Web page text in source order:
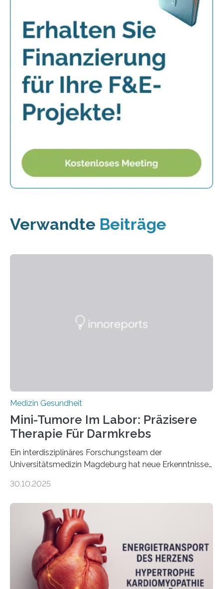
Verwandte Beiträge
Medizin Gesundheit
Mini-Tumore Im Labor: Präzisere
Therapie Für Darmkrebs
Ein interdisziplinäres Forschungsteam der
Universitätsmedizin Magdeburg hat neue Erkenntnisse
behandelt werden kann. In ihrer aktuellen Studie,
Oncology, zeigen die Forschenden, dass Mini-Tumore
aus Gewebe von Patientinnen und Patienten –
sogenannte Organoide – genutzt werden können, um
vorab zu prüfen, welche Medikamente am besten
wirken. Dabei wurde ein Eiweiß identifiziert, das künftig
als Biomarker für die Wahl der passenden Therapie
dienen könnte. Darmkrebs zählt weltweit zu den
30.10.2025